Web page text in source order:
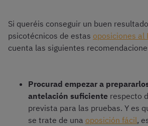
Si queréis conseguir un buen
psicotécnicos de estas oposiciones al
cuenta las siguientes
Procurad empezar a
antelación suficiente respecto
prevista para las pruebas. Y es
se trate de una oposición fácil,